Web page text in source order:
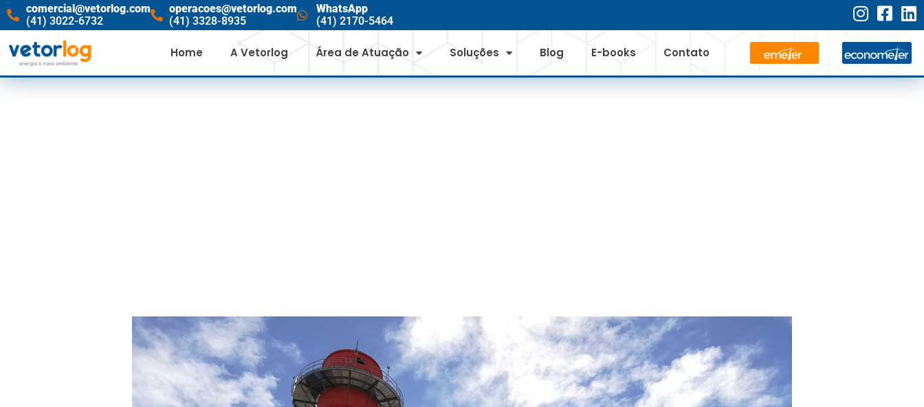
comercial@vetorlog.com
(41) 3022-6732
operacoes@vetorlog.com
(41) 3328-8935
WhatsApp
(41) 2170-5464
Home A Vetorlog Área de Atuação Soluções Blog E-books Contato